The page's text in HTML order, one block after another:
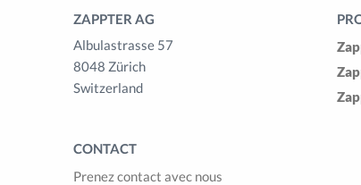
ZAPPTER AG
Albulastrasse 57
8048 Zürich
Switzerland
CONTACT
Prenez contact avec nous